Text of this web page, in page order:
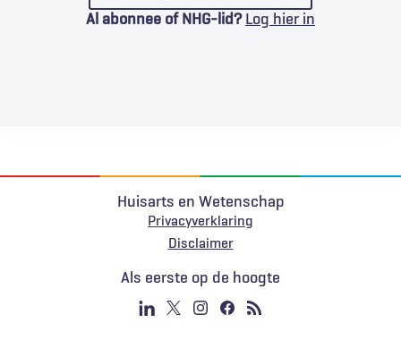
Al abonnee of NHG-lid? Log hier in
Huisarts en Wetenschap
Privacyverklaring
Voet
Disclaimer
Als eerste op de hoogte